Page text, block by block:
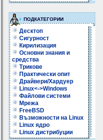
ПОДКАТЕГОРИИ
Десктоп
Сигурност
Кирилизация
Основни знания и
средства
Трикове
Практически опит
Драйвери/Хардуер
Linux<->Windows
Файлови системи
Мрежа
FreeBSD
Възможности на Linux
Linux ядро
Linux дистрибуции